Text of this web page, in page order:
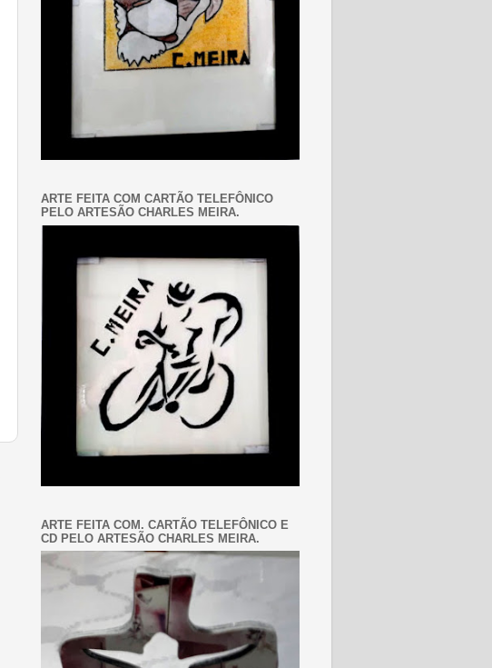
ARTE FEITA COM CARTÃO TELEFÔNICO
PELO ARTESÃO CHARLES MEIRA.
ARTE FEITA COM. CARTÃO TELEFÔNICO E
CD PELO ARTESÃO CHARLES MEIRA.